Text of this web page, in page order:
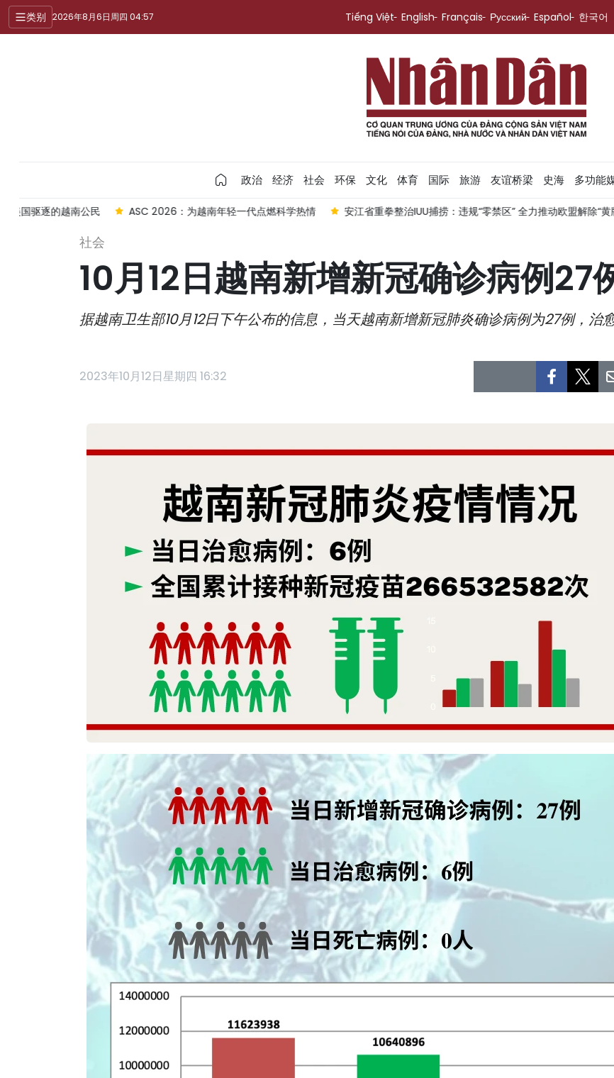
类别 2026年8月6日周四 04:57 Tiếng Việt English Français Русский Español 한국어
政治 经济 社会 环保 文化 体育 国际 旅游 友谊桥梁 史海 多功能
ASC 2026：为越南年轻一代点燃科学热情 安江省重拳整治IUU捕捞：违规“零禁区” 全力推动欧盟解除“黄牌” 抓紧完善
社会
10月12日越南新增新冠确诊病例27
据越南卫生部10月12日下午公布的信息，当天越南新增新冠肺炎确诊病例为27例，治
2023年10月12日星期四 16:32